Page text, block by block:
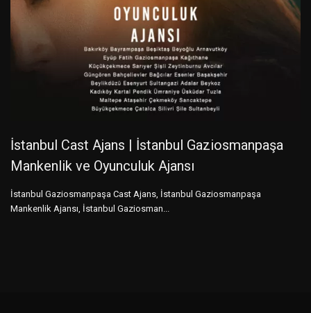
İstanbul Cast Ajans | İstanbul Gaziosmanpaşa
Mankenlik ve Oyunculuk Ajansı
İstanbul Gaziosmanpaşa Cast Ajans, İstanbul Gaziosmanpaşa
Mankenlik Ajansı, İstanbul Gaziosman...